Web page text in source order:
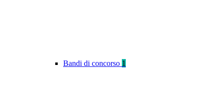
Bandi di concorso 1